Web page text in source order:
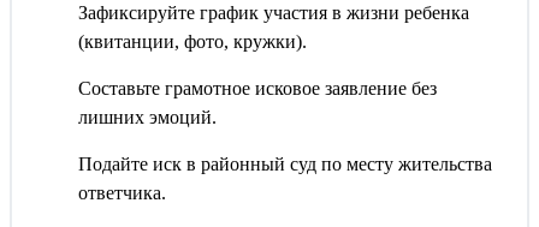
Зафиксируйте график участия в жизни ребенка
(квитанции, фото, кружки).
Составьте грамотное исковое заявление без
лишних эмоций.
Подайте иск в районный суд по месту жительства
ответчика.